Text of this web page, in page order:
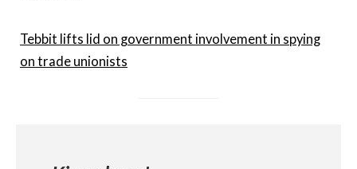
Tebbit lifts lid on government involvement in spying
on trade unionists